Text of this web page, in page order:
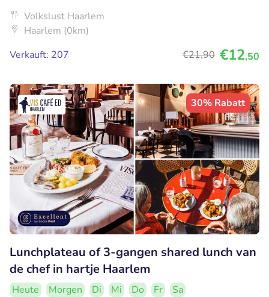
Volkslust Haarlem
Haarlem (0km)
Verkauft: 207
€21,90 €12,50
30% Rabatt
Lunchplateau of 3-gangen shared lunch van
de chef in hartje Haarlem
Heute Morgen Di Mi Do Fr
Sa